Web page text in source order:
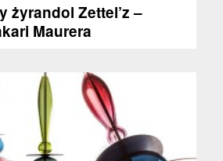
żyrandol Zettel’z –
Maurera